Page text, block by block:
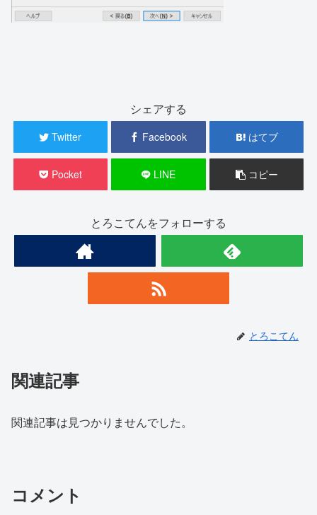
シェアする
Twitter Facebook はてブ
Pocket LINE コピー
とろこてんをフォローする
とろこてん
関連記事
関連記事は見つかりませんでした。
コメント